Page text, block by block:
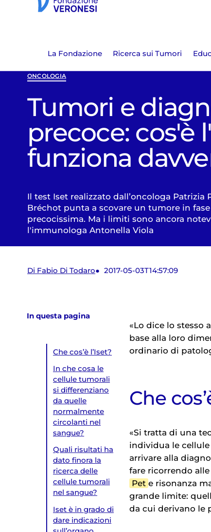
La Fondazione Ricerca sui Tumori
ONCOLOGIA
Tumori e
precoce: cos'è
funziona
Il test Iset realizzato dall’oncologa Patrizia
Bréchot punta a scovare un tumore in fase
precocissima. Ma i limiti sono ancora
l'immunologa Antonella Viola
Di Fabio Di Todaro 2017-05-03T14:57:09
In questa pagina
Che cos’è l’Iset?
In che cosa le
cellule tumorali
si differenziano
da quelle
normalmente
circolanti nel
sangue?
Quali risultati ha
dato finora la
ricerca delle
cellule tumorali
nel sangue?
Iset è in grado di
dare indicazioni
«Lo dice lo stesso
base alla loro
ordinario di
Che
«Si tratta di una
individua le cellule
arrivare alla
fare ricorrendo
Pet e risonanza
grande limite:
da cui derivano le